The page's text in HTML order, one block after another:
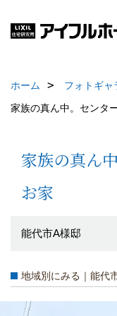
ホーム フォトギャ
家族の真ん中。センタ
家族の真ん
お家
能代市A様邸
地域別にみる｜能代